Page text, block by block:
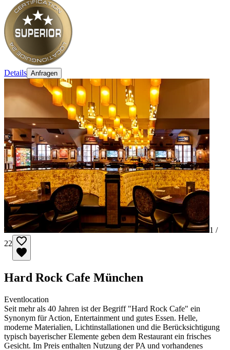
Details Anfragen
1 /
22
Hard Rock Cafe München
Eventlocation
Seit mehr als 40 Jahren ist der Begriff "Hard Rock Cafe" ein
Synonym für Action, Entertainment und gutes Essen. Helle,
moderne Materialien, Lichtinstallationen und die Berücksichtigung
typisch bayerischer Elemente geben dem Restaurant ein frisches
Gesicht. Im Preis enthalten Nutzung der PA und vorhandenes